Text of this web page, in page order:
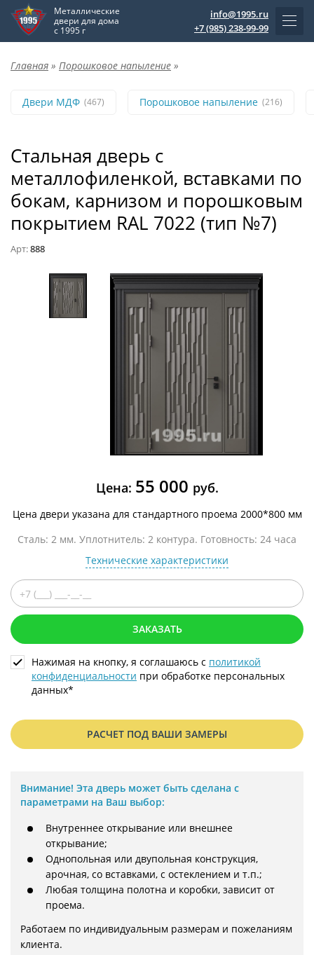
Металлические
двери для дома
с 1995 г
info@1995.ru
+7 (985) 238-99-99
Главная » Порошковое напыление »
Двери МДФ (467) Порошковое напыление (216)
Стальная дверь с
металлофиленкой, вставками по
бокам, карнизом и порошковым
покрытием RAL 7022 (тип №7)
Арт:888
Цена: 55 000 руб.
Цена двери указана для стандартного проема 2000*800 мм
Сталь: 2 мм. Уплотнитель: 2 контура. Готовность: 24 часа
Технические характеристики
ЗАКАЗАТЬ
Нажимая на кнопку, я соглашаюсь с политикой
конфиденциальности при обработке персональных
данных*
РАСЧЕТ ПОД ВАШИ ЗАМЕРЫ
Внимание! Эта дверь может быть сделана с
параметрами на Ваш выбор:
Внутреннее открывание или внешнее
открывание;
Однопольная или двупольная конструкция,
арочная, со вставками, с остеклением и т.п.;
Любая толщина полотна и коробки, зависит от
проема.
Работаем по индивидуальным размерам и пожеланиям
клиента.